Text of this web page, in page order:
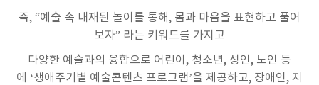
즉, “예술 속 내재된 놀이를 통해 , 몸과 마음을 표현하고 풀어
보자” 라는 키워드를 가지고
다양한 예술과의 융합으로 어린이 , 청소년, 성인, 노인 등
에 ‘생애주기별 예술콘텐츠 프로그램’을 제공하고, 장애인, 지